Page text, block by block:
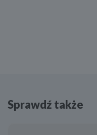
Sprawdź także